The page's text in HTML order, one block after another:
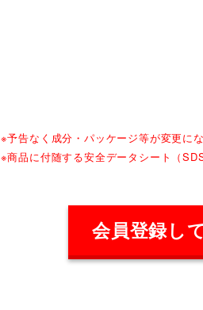
※予告なく成分・パッケージ等が変更に
※商品に付随する安全データシート（
会員登録し